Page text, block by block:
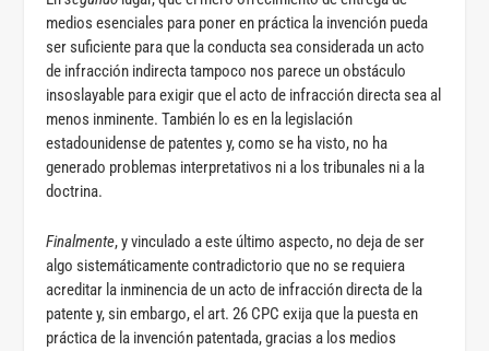
medios esenciales para poner en práctica la invención pueda
ser suficiente para que la conducta sea considerada un acto
de infracción indirecta tampoco nos parece un obstáculo
insoslayable para exigir que el acto de infracción directa sea al
menos inminente. También lo es en la legislación
estadounidense de patentes y, como se ha visto, no ha
generado problemas interpretativos ni a los tribunales ni a la
doctrina.
Finalmente, y vinculado a este último aspecto, no deja de ser
algo sistemáticamente contradictorio que no se requiera
acreditar la inminencia de un acto de infracción directa de la
patente y, sin embargo, el art. 26 CPC exija que la puesta en
práctica de la invención patentada, gracias a los medios